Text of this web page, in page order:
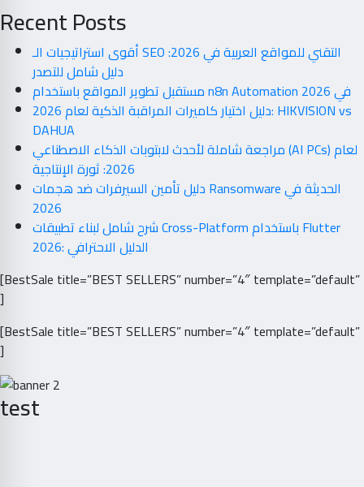
Recent Posts
أقوى استراتيجيات الـ SEO التقني للمواقع العربية في 2026:
دليل شامل للتصدر
مستقبل تطوير المواقع باستخدام n8n Automation في 2026
دليل اختيار كاميرات المراقبة الذكية لعام 2026: HIKVISION vs
DAHUA
مراجعة شاملة لأحدث لابتوبات الذكاء الاصطناعي (AI PCs) لعام
2026: ثورة الإنتاجية
دليل تأمين السيرفرات ضد هجمات Ransomware الحديثة في
2026
شرح شامل لبناء تطبيقات Cross-Platform باستخدام Flutter
2026: الدليل الاحترافي
[BestSale title=”BEST SELLERS” number=”4″ template=”default”
]
[BestSale title=”BEST SELLERS” number=”4″ template=”default”
]
test